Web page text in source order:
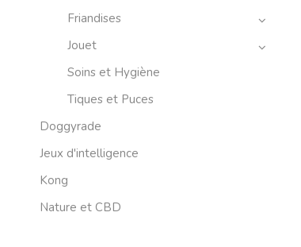
Friandises
Jouet
Soins et Hygiène
Tiques et Puces
Doggyrade
Jeux d'intelligence
Kong
Nature et CBD